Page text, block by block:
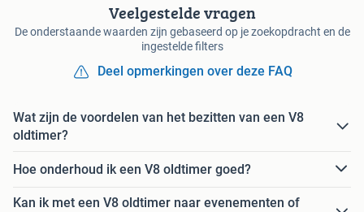
Veelgestelde vragen
De onderstaande waarden zijn gebaseerd op je zoekopdracht en de
ingestelde filters
Deel opmerkingen over deze FAQ
Wat zijn de voordelen van het bezitten van een V8
oldtimer?
Hoe onderhoud ik een V8 oldtimer goed?
Kan ik met een V8 oldtimer naar evenementen of